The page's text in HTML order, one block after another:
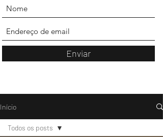
Enviar
Início
Todos os posts